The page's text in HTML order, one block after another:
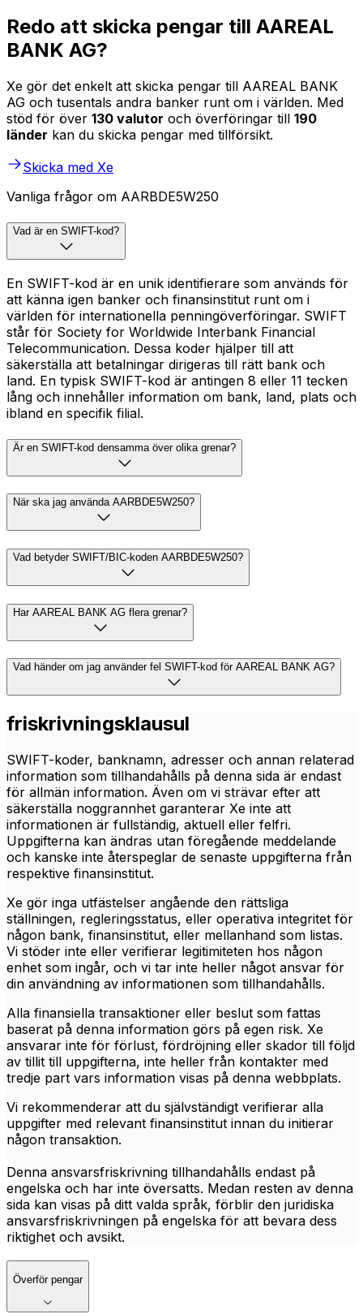
Redo att skicka pengar till AAREAL
BANK AG?
Xe gör det enkelt att skicka pengar till AAREAL BANK
AG och tusentals andra banker runt om i världen. Med
stöd för över 130 valutor och överföringar till 190
länder kan du skicka pengar med tillförsikt.
Skicka med Xe
Vanliga frågor om AARBDE5W250
Vad är en SWIFT-kod?
En SWIFT-kod är en unik identifierare som används för
att känna igen banker och finansinstitut runt om i
världen för internationella penningöverföringar. SWIFT
står för Society for Worldwide Interbank Financial
Telecommunication. Dessa koder hjälper till att
säkerställa att betalningar dirigeras till rätt bank och
land. En typisk SWIFT-kod är antingen 8 eller 11 tecken
lång och innehåller information om bank, land, plats och
ibland en specifik filial.
Är en SWIFT-kod densamma över olika grenar?
När ska jag använda AARBDE5W250?
Vad betyder SWIFT/BIC-koden AARBDE5W250?
Har AAREAL BANK AG flera grenar?
Vad händer om jag använder fel SWIFT-kod för AAREAL BANK AG?
friskrivningsklausul
SWIFT-koder, banknamn, adresser och annan relaterad
information som tillhandahålls på denna sida är endast
för allmän information. Även om vi strävar efter att
säkerställa noggrannhet garanterar Xe inte att
informationen är fullständig, aktuell eller felfri.
Uppgifterna kan ändras utan föregående meddelande
och kanske inte återspeglar de senaste uppgifterna från
respektive finansinstitut.
Xe gör inga utfästelser angående den rättsliga
ställningen, regleringsstatus, eller operativa integritet för
någon bank, finansinstitut, eller mellanhand som listas.
Vi stöder inte eller verifierar legitimiteten hos någon
enhet som ingår, och vi tar inte heller något ansvar för
din användning av informationen som tillhandahålls.
Alla finansiella transaktioner eller beslut som fattas
baserat på denna information görs på egen risk. Xe
ansvarar inte för förlust, fördröjning eller skador till följd
av tillit till uppgifterna, inte heller från kontakter med
tredje part vars information visas på denna webbplats.
Vi rekommenderar att du självständigt verifierar alla
uppgifter med relevant finansinstitut innan du initierar
någon transaktion.
Denna ansvarsfriskrivning tillhandahålls endast på
engelska och har inte översatts. Medan resten av denna
sida kan visas på ditt valda språk, förblir den juridiska
ansvarsfriskrivningen på engelska för att bevara dess
riktighet och avsikt.
Överför pengar